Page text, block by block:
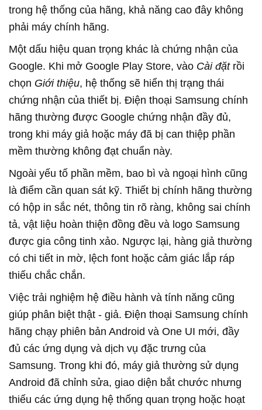
trong hệ thống của hãng, khả năng cao đây không
phải máy chính hãng.
Một dấu hiệu quan trọng khác là chứng nhận của
Google. Khi mở Google Play Store, vào Cài đặtrồi
chọn Giới thiệu, hệ thống sẽ hiển thị trạng thái
chứng nhận của thiết bị. Điện thoại Samsung chính
hãng thường được Google chứng nhận đầy đủ,
trong khi máy giả hoặc máy đã bị can thiệp phần
mềm thường không đạt chuẩn này.
Ngoài yếu tố phần mềm, bao bì và ngoại hình cũng
là điểm cần quan sát kỹ. Thiết bị chính hãng thường
có hộp in sắc nét, thông tin rõ ràng, không sai chính
tả, vật liệu hoàn thiện đồng đều và logo Samsung
được gia công tinh xảo. Ngược lại, hàng giả thường
có chi tiết in mờ, lệch font hoặc cảm giác lắp ráp
thiếu chắc chắn.
Việc trải nghiệm hệ điều hành và tính năng cũng
giúp phân biệt thật - giả. Điện thoại Samsung chính
hãng chạy phiên bản Android và One UI mới, đầy
đủ các ứng dụng và dịch vụ đặc trưng của
Samsung. Trong khi đó, máy giả thường sử dụng
Android đã chỉnh sửa, giao diện bắt chước nhưng
thiếu các ứng dụng hệ thống quan trọng hoặc hoạt